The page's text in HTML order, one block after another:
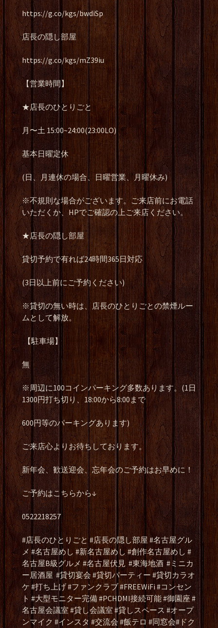
https://g.co/kgs/bwdiSp
店長の隠し部屋
https://g.co/kgs/mZ39iu
【営業時間】
★店長のひとりごと
月〜土 15:00~24:00(23:00LO)
基本日曜定休
(日、月連休の場合、日曜営業、月曜休み)
※不規則な場合がございます。ご来店前にお電話
いただくか、HPでご確認の上ご来店ください。
★店長の隠し部屋
貸切予約で有れば24時間365日対応
(3日以上前にご予約ください)
※貸切の無い時は、店長のひとりごとの禁煙ルー
ムとして解放。
【駐車場】
無
※周辺に100コインパーキング多数あります。(1日
1300円打ち切り、18:00から8:00まで
600円等のパーキングあります)
ご来店心よりお待ちしております。
新年会、歓送迎会、忘年会のご予約はお早めに！
ご予約はこちらから↓
0522218257
#店長のひとりごと #店長の隠し部屋 #名古屋グル
メ #名古屋めし #新名古屋めし #創作名古屋めし #
名古屋B級グルメ #名古屋伏見 #東海地酒 #ミニカ
ー居酒屋 #貸切宴会 #貸切パーティー #貸切カラオ
ケ #打ち上げ #ファンクラブ #FREEWiFi #コンセン
ト #大型モニター完備 #PCHDMI接続可能 #御園座 #
名古屋会議室 #貸し会議室 #貸しスペース #オープ
ンマイク #インスタ #交流会 #飯テロ #同窓会#ドク